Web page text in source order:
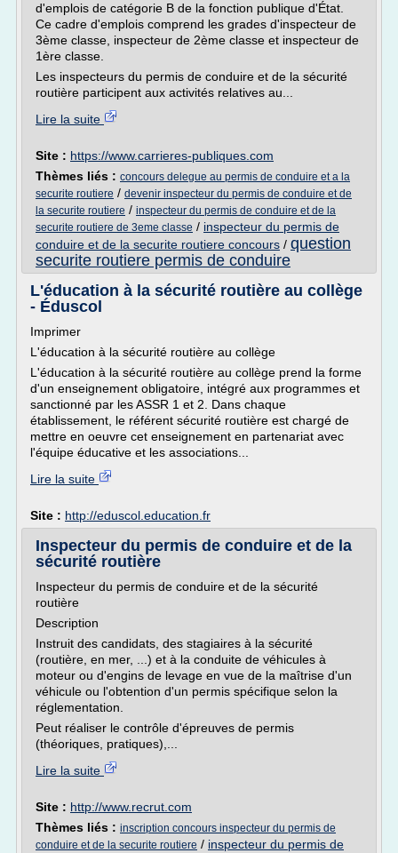
d'emplois de catégorie B de la fonction publique d'État.
Ce cadre d'emplois comprend les grades d'inspecteur de
3ème classe, inspecteur de 2ème classe et inspecteur de
1ère classe.
Les inspecteurs du permis de conduire et de la sécurité
routière participent aux activités relatives au...
Lire la suite
Site : https://www.carrieres-publiques.com
Thèmes liés : concours delegue au permis de conduire et a la
securite routiere / devenir inspecteur du permis de conduire et de
la securite routiere / inspecteur du permis de conduire et de la
securite routiere de 3eme classe / inspecteur du permis de
conduire et de la securite routiere concours / question
securite routiere permis de conduire
L'éducation à la sécurité routière au collège
- Éduscol
Imprimer
L'éducation à la sécurité routière au collège
L'éducation à la sécurité routière au collège prend la forme
d'un enseignement obligatoire, intégré aux programmes et
sanctionné par les ASSR 1 et 2. Dans chaque
établissement, le référent sécurité routière est chargé de
mettre en oeuvre cet enseignement en partenariat avec
l'équipe éducative et les associations...
Lire la suite
Site : http://eduscol.education.fr
Inspecteur du permis de conduire et de la
sécurité routière
Inspecteur du permis de conduire et de la sécurité
routière
Description
Instruit des candidats, des stagiaires à la sécurité
(routière, en mer, ...) et à la conduite de véhicules à
moteur ou d'engins de levage en vue de la maîtrise d'un
véhicule ou l'obtention d'un permis spécifique selon la
réglementation.
Peut réaliser le contrôle d'épreuves de permis
(théoriques, pratiques),...
Lire la suite
Site : http://www.recrut.com
Thèmes liés : inscription concours inspecteur du permis de
conduire et de la securite routiere / inspecteur du permis de